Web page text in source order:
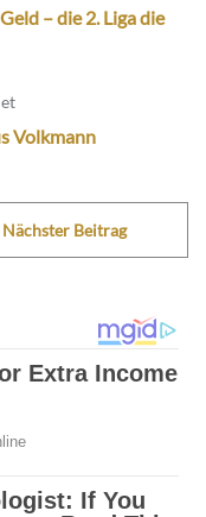
– die 2. Liga die
Volkmann
Nächster Beitrag